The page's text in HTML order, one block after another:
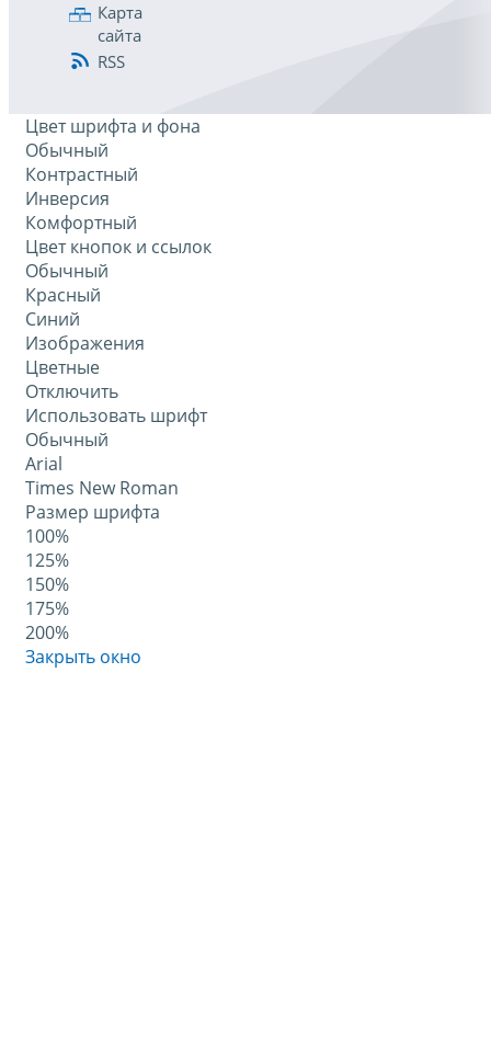
Карта
сайта
RSS
Цвет шрифта и фона
Обычный
Контрастный
Инверсия
Комфортный
Цвет кнопок и ссылок
Обычный
Красный
Синий
Изображения
Цветные
Отключить
Использовать шрифт
Обычный
Arial
Times New Roman
Размер шрифта
100%
125%
150%
175%
200%
Закрыть окно